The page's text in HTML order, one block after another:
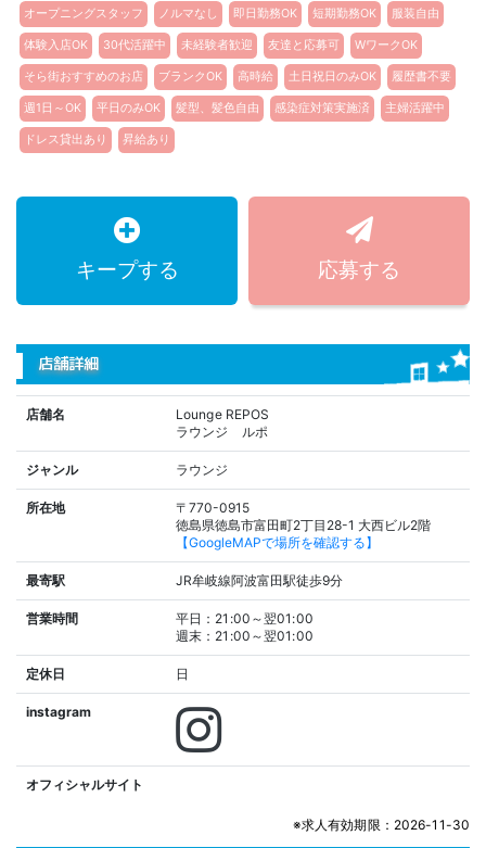
オープニングスタッフ ノルマなし 即日勤務OK 短期勤務OK 服装自由
体験入店OK 30代活躍中 未経験者歓迎 友達と応募可 WワークOK
そら街おすすめのお店 ブランクOK 高時給 土日祝日のみOK 履歴書不要
週1日～OK 平日のみOK 髪型、髪色自由 感染症対策実施済 主婦活躍中
ドレス貸出あり 昇給あり
キープする 応募する
店舗詳細
店舗名
Lounge REPOS
ラウンジ ルポ
ジャンル ラウンジ
所在地
〒770-0915
徳島県徳島市富田町2丁目28-1 大西ビル2階
【GoogleMAPで場所を確認する】
最寄駅 JR牟岐線阿波富田駅徒歩9分
営業時間
平日：21:00～翌01:00
週末：21:00～翌01:00
定休日 日
instagram
オフィシャルサイト
※求人有効期限：2026-11-30